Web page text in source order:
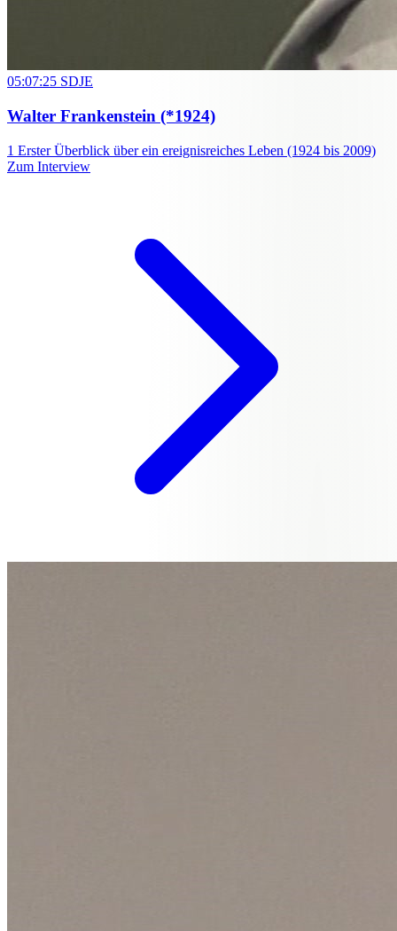
05:07:25 SDJE
Walter Frankenstein (*1924)
1 Erster Überblick über ein ereignisreiches Leben (1924 bis 2009)
Zum Interview